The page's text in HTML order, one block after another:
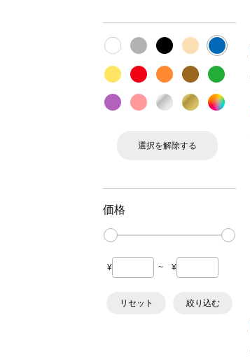
選択を解除する
価格
¥ ~ ¥
リセット 絞り込む